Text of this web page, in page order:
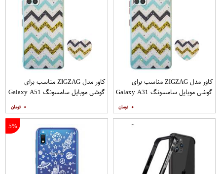
کاور مدل ZIGZAG مناسب برای
گوشی موبایل سامسونگ Galaxy A31
۰
کاور مدل ZIGZAG مناسب برای
گوشی موبایل سامسونگ Galaxy A51
۰
5%